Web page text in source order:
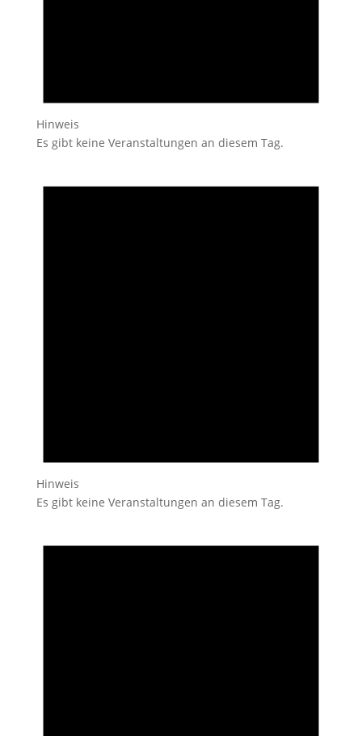
Hinweis
Es gibt keine Veranstaltungen an diesem Tag.
Hinweis
Es gibt keine Veranstaltungen an diesem Tag.